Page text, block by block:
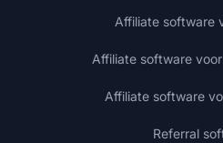
Affiliate software
Affiliate software
Affiliate software
Referral